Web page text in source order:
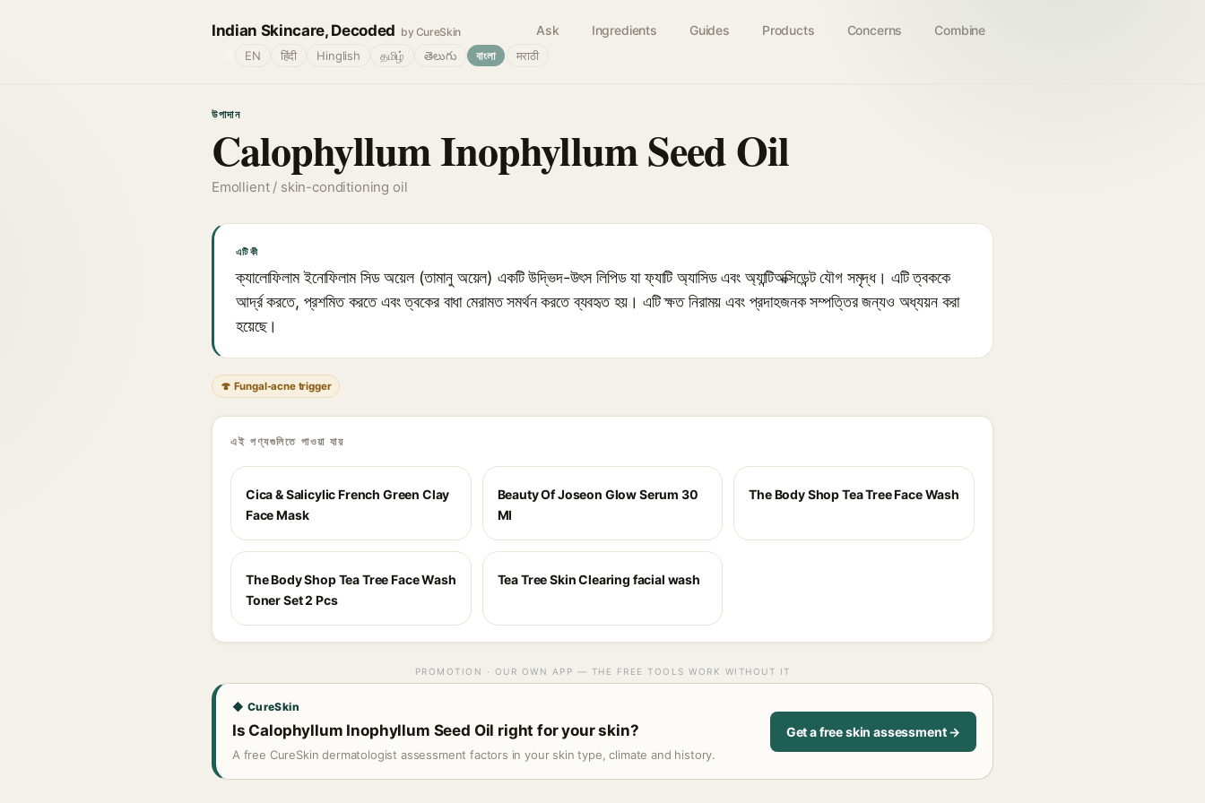
Indian Skincare, Decoded by CureSkin Ask Ingredients Guides Products Concerns Combine
EN हिंदी Hinglish தமிழ் తెలుగు বাংলা मराठी
উপাদান
Calophyllum Inophyllum Seed Oil
Emollient / skin-conditioning oil
এটি কী
ক্যালোফিলাম ইনোফিলাম সিড অয়েল (তামানু অয়েল) একটি উদ্ভিদ-উৎস লিপিড যা ফ্যাটি অ্যাসিড এবং অ্যান্টিঅক্সিডেন্ট যৌগ সমৃদ্ধ। এটি ত্বককে
আর্দ্র করতে, প্রশমিত করতে এবং ত্বকের বাধা মেরামত সমর্থন করতে ব্যবহৃত হয়। এটি ক্ষত নিরাময় এবং প্রদাহজনক সম্পত্তির জন্যও অধ্যয়ন করা
হয়েছে।
🍄 Fungal-acne trigger
এই পণ্যগুলিতে পাওয়া যায়
Cica & Salicylic French Green Clay
Face Mask
Beauty Of Joseon Glow Serum 30
Ml
The Body Shop Tea Tree Face Wash
The Body Shop Tea Tree Face Wash
Toner Set 2 Pcs
Tea Tree Skin Clearing facial wash
PROMOTION · OUR OWN APP — THE FREE TOOLS WORK WITHOUT IT
◆ CureSkin
Is Calophyllum Inophyllum Seed Oil right for your skin?
A free CureSkin dermatologist assessment factors in your skin type, climate and history.
Get a free skin assessment →